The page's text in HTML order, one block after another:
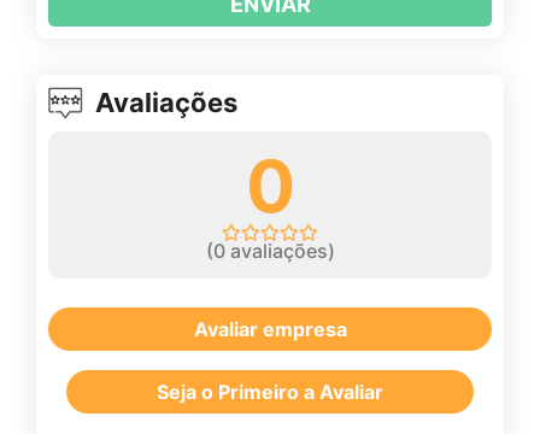
Avaliações
0
(0avaliações)
Avaliar empresa
Seja o Primeiro a Avaliar